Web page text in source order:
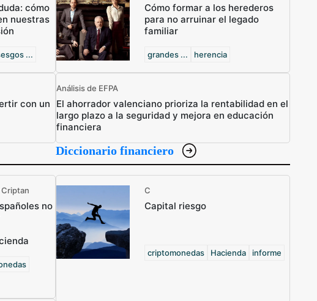
cómo
nuestras
...
con un
Cómo formar a los herederos
para no arruinar el legado
familiar
grandes ... herencia
Análisis de EFPA
El ahorrador valenciano prioriza la rentabilidad en el
largo plazo a la seguridad y mejora en educación
financiera
Criptan
no
Diccionario financiero
C
Capital riesgo
criptomonedas Hacienda informe